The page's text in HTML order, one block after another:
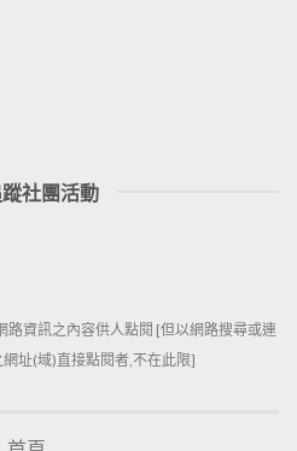
社團活動
資訊之內容供人點閱 [但以網路搜尋或連
址(域)直接點閱者,不在此限]